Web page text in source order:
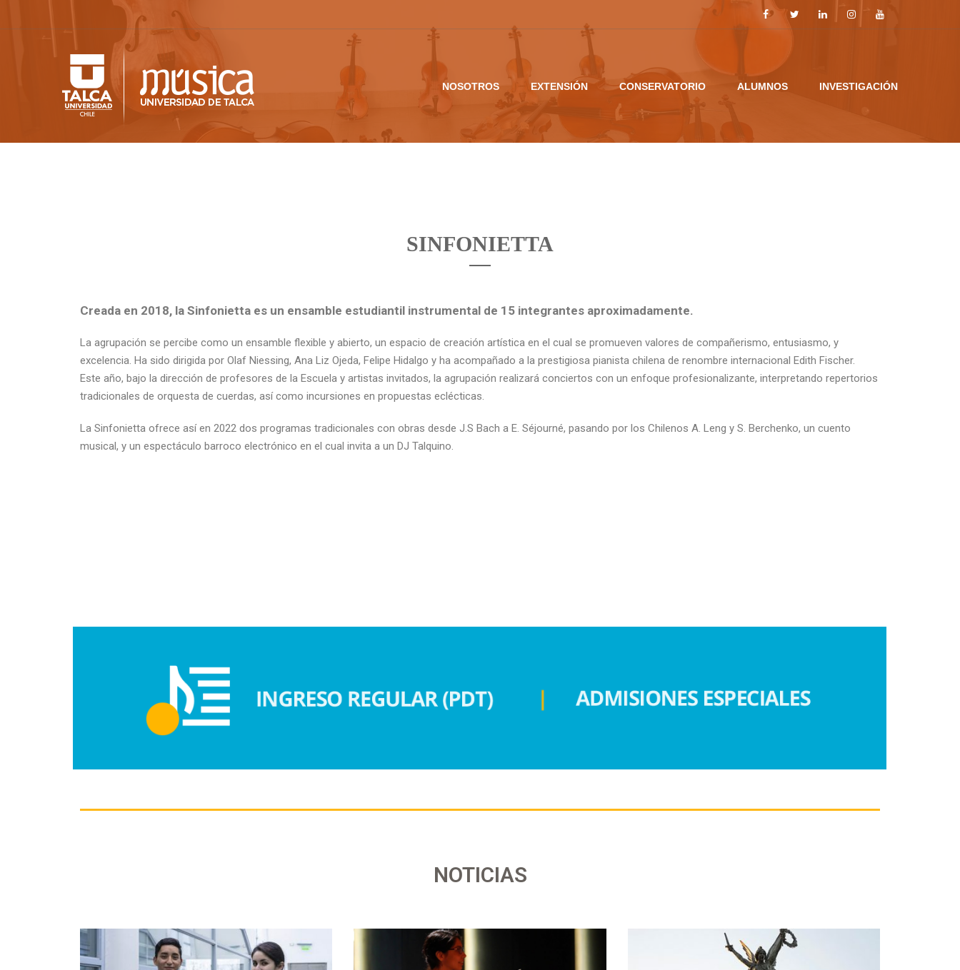
NOSOTROS EXTENSIÓN CONSERVATORIO ALUMNOS INVESTIGACIÓN
SINFONIETTA
Creada en 2018, la Sinfonietta es un ensamble estudiantil instrumental de 15 integrantes aproximadamente.
La agrupación se percibe como un ensamble flexible y abierto, un espacio de creación artística en el cual se promueven valores de compañerismo, entusiasmo, y
excelencia. Ha sido dirigida por Olaf Niessing, Ana Liz Ojeda, Felipe Hidalgo y ha acompañado a la prestigiosa pianista chilena de renombre internacional Edith Fischer.
Este año, bajo la dirección de profesores de la Escuela y artistas invitados, la agrupación realizará conciertos con un enfoque profesionalizante, interpretando repertorios
tradicionales de orquesta de cuerdas, así como incursiones en propuestas eclécticas.
La Sinfonietta ofrece así en 2022 dos programas tradicionales con obras desde J.S Bach a E. Séjourné, pasando por los Chilenos A. Leng y S. Berchenko, un cuento
musical, y un espectáculo barroco electrónico en el cual invita a un DJ Talquino.
NOTICIAS